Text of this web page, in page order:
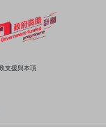
支援與本項